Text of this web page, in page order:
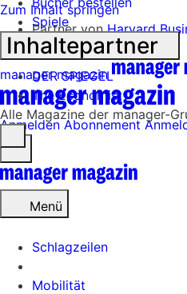
Zum Inhalt springen
Partner von Harvard
forward
manager magazin
Anmelden Abonnement
Menü
öffnen
Menü
Schlagzeilen
Mobilität
Spiele
Inhaltepartner
DER SPIEGEL
The Economist
Alle Magazine der manager-